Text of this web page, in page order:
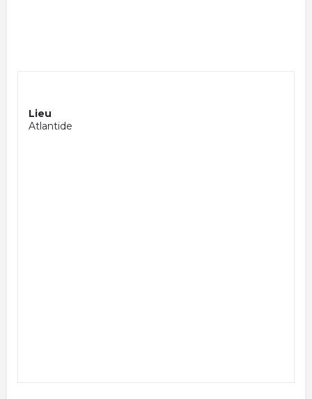
Lieu
Atlantide